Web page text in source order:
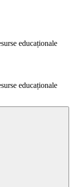
educaționale
educaționale